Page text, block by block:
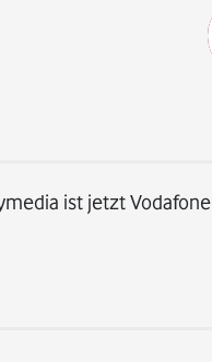
ist jetzt Vodafone